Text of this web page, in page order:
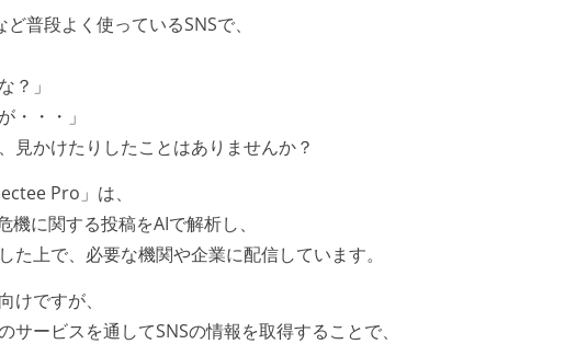
普段よく使っているSNSで、
？」
・・・」
見かけたりしたことはありませんか？
Pro」は、
に関する投稿をAIで解析し、
た上で、必要な機関や企業に配信しています。
ですが、
ービスを通してSNSの情報を取得することで、